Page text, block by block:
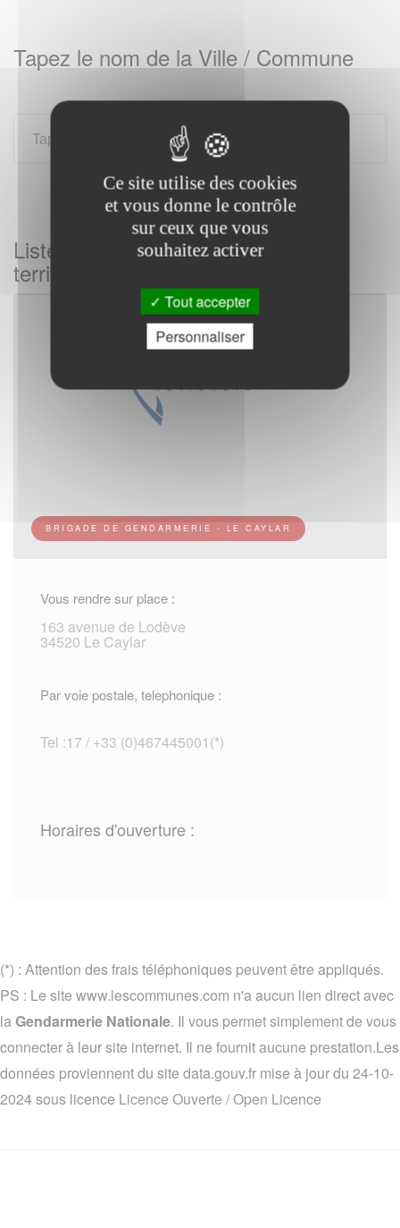
Tapez le nom de la Ville / Commune
Liste des gendarmeries sur tous les
territoires Français
BRIGADE DE GENDARMERIE - LE CAYLAR
Vous rendre sur place :
163 avenue de Lodève
34520 Le Caylar
Par voie postale, telephonique :
Tel :17 / +33 (0)467445001(*)
Horaires d'ouverture :
(*) : Attention des frais téléphoniques peuvent être appliqués.
PS : Le site www.lescommunes.com n'a aucun lien direct avec
laGendarmerie Nationale. Il vous permet simplement de vous
connecter à leur site internet. Il ne fournit aucune prestation.Les
données proviennent du site data.gouv.fr mise à jour du 24-10-
2024 sous licence Licence Ouverte / Open Licence
Ce site utilise des cookies
et vous donne le contrôle
sur ceux que vous
souhaitez activer
Tout accepter
Personnaliser